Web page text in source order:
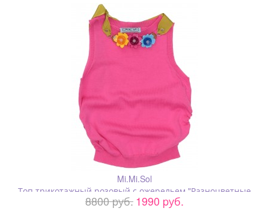
Mi.Mi.Sol
Топ трикотажный розовый с ожерельем "Разноцветные
цветы"
8800 pуб.1990 pуб.